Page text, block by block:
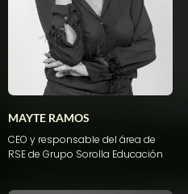
MAYTE RAMOS
CEO y responsable del área de
RSE de Grupo Sorolla Educación